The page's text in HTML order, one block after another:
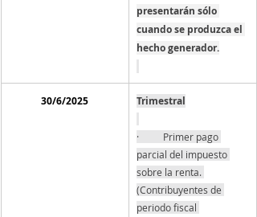
presentarán sólo
cuando se produzca el
hecho generador.
30/6/2025 Trimestral
·          Primer pago
parcial del impuesto
sobre la renta.
(Contribuyentes de
periodo fiscal